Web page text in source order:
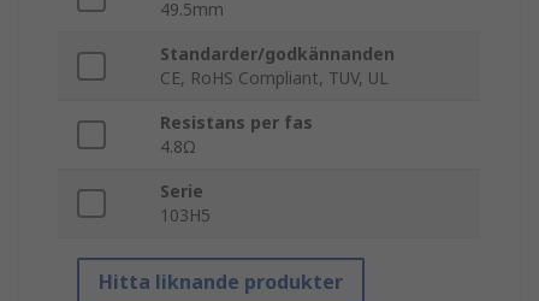
49.5mm
Standarder/godkännanden
CE, RoHS Compliant, TUV, UL
Resistans per fas
4.8Ω
Serie
103H5
Hitta liknande produkter